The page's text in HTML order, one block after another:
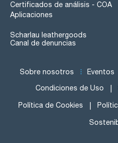
Certificados de análisis - COA
Aplicaciones
Scharlau leathergoods
Canal de denuncias
Sobre nosotros Eventos
Condiciones de Uso
Política de Cookies